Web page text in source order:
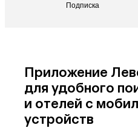
Подписка
Израиль
Венесуэла
Бахрейн
Греция
Приложение
для удобного
и отелей с
устройств